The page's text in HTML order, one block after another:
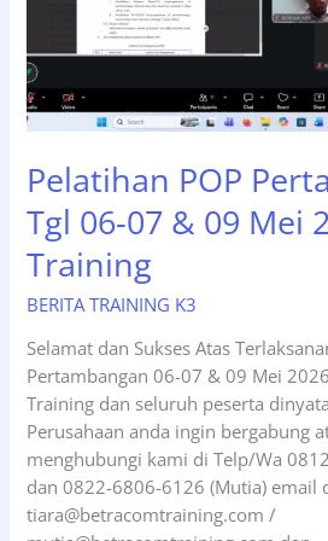
Pelatihan POP
Tgl 06-07 & 09 Mei
Training
BERITA TRAINING K3
Selamat dan Sukses Atas
Pertambangan 06-07 & 09 Mei
Training dan seluruh peserta
Perusahaan anda ingin bergabung
menghubungi kami di Telp/Wa
dan 0822-6806-6126 (Mutia) email
tiara@betracomtraining.com /